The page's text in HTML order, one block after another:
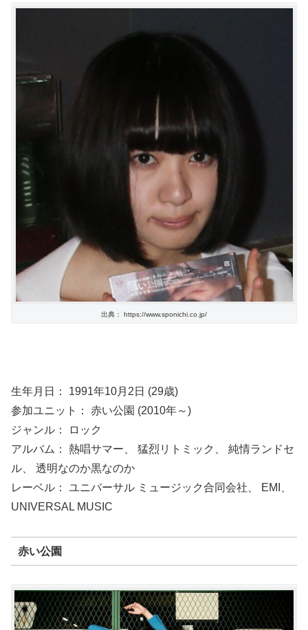
出典： https://www.sponichi.co.jp/
生年月日： 1991年10月2日 (29歳)
参加ユニット： 赤い公園 (2010年～)
ジャンル： ロック
アルバム： 熱唱サマー、 猛烈リトミック、 純情ランドセ
ル、 透明なのか黒なのか
レーベル： ユニバーサル ミュージック合同会社、 EMI、
UNIVERSAL MUSIC
赤い公園